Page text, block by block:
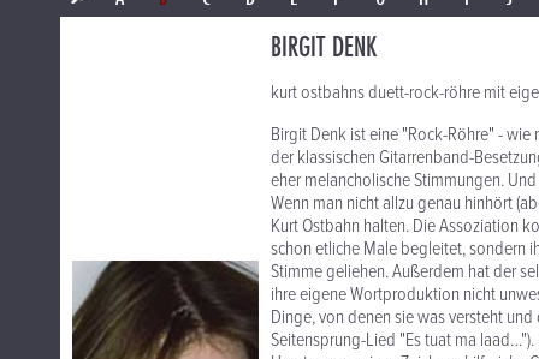
BIRGIT DENK
kurt ostbahns duett-rock-röhre mit
Birgit Denk ist eine "Rock-Röhre" -
der klassischen Gitarrenband-
eher melancholische Stimmungen.
Wenn man nicht allzu genau hinhört
Kurt Ostbahn halten. Die Assoziation
schon etliche Male begleitet, sondern
Stimme geliehen. Außerdem hat der
ihre eigene Wortproduktion nicht
Dinge, von denen sie was versteht
Seitensprung-Lied "Es tuat ma